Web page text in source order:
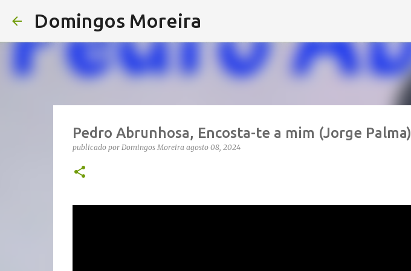
Domingos Moreira
Pedro Abrunhosa, Encosta-te a mim (Jorge Palma)
publicado por Domingos Moreira agosto 08, 2024